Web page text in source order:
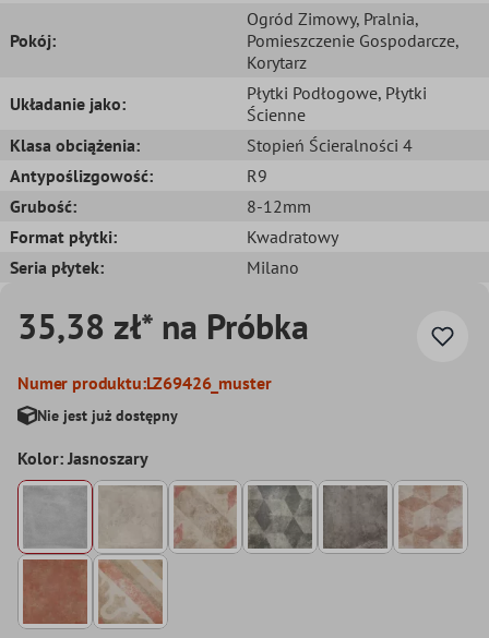
Pokój:
Ogród Zimowy, Pralnia,
Pomieszczenie Gospodarcze,
Korytarz
Układanie jako:
Płytki Podłogowe, Płytki
Ścienne
Klasa obciążenia:
Stopień Ścieralności 4
Antypoślizgowość:
R9
Grubość:
8-12mm
Format płytki:
Kwadratowy
Seria płytek:
Milano
35,38 zł* na Próbka
Numer produktu:LZ69426_muster
Nie jest już dostępny
Kolor: Jasnoszary